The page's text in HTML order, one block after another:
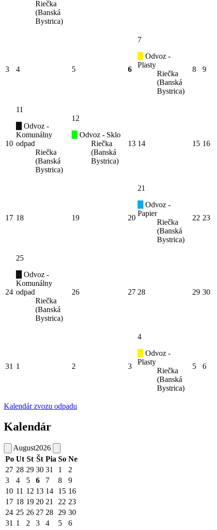
Riečka
(Banská
Bystrica)
3 4 5 6
7
Odvoz -
Plasty
Riečka
(Banská
Bystrica)
8 9
10
11
Odvoz -
Komunálny
odpad
Riečka
(Banská
Bystrica)
12
Odvoz - Sklo
Riečka
(Banská
Bystrica)
13 14 15 16
17 18 19 20
21
Odvoz -
Papier
Riečka
(Banská
Bystrica)
22 23
24
25
Odvoz -
Komunálny
odpad
Riečka
(Banská
Bystrica)
26 27 28 29 30
31 1 2 3
4
Odvoz -
Plasty
Riečka
(Banská
Bystrica)
5 6
Kalendár zvozu odpadu
Kalendár
August2026
Po Ut St Št Pia So Ne
27 28 29 30 31 1
2
3
4 5 6 7 8
9
10 11 12 13 14 15 16
17 18 19 20 21 22 23
24 25 26 27 28 29 30
31 1 2 3 4 5 6